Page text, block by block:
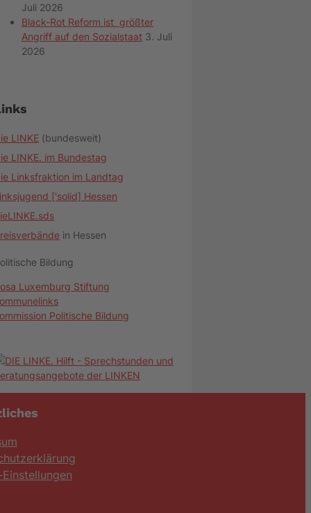
Juli 2026
Black-Rot Reform ist größter
Angriff auf den Sozialstaat 3. Juli
2026
LINKE (bundesweit)
LINKE. im Bundestag
Linksfraktion im Landtag
['solid] Hessen
in Hessen
Bildung
Luxemburg Stiftung
Politische Bildung